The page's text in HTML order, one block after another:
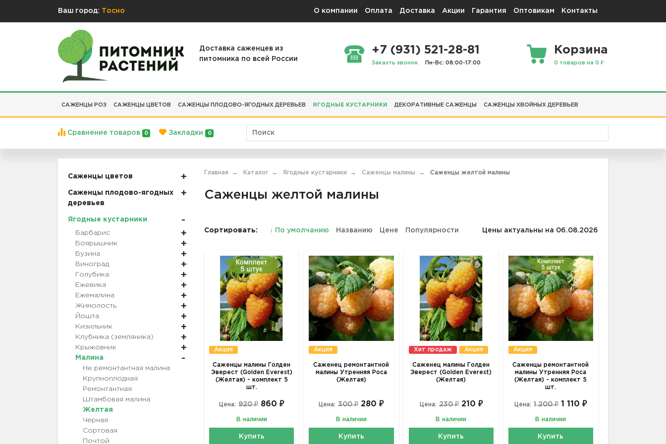
Ваш город: Тосно О компании Оплата Доставка Акции Гарантия Оптовикам Контакты
Доставка саженцев из
питомника по всей России
+7 (931) 521-28-81
Заказть звонок Пн-Вс: 08:00-17:00
Корзина
0 товаров на 0 ₽
САЖЕНЦЫ РОЗ САЖЕНЦЫ ЦВЕТОВ САЖЕНЦЫ ПЛОДОВО-ЯГОДНЫХ ДЕРЕВЬЕВ ЯГОДНЫЕ КУСТАРНИКИ ДЕКОРАТИВНЫЕ САЖЕНЦЫ САЖЕНЦЫ ХВОЙНЫХ ДЕРЕВЬЕВ
Сравнение товаров 0 Закладки 0
Саженцы цветов
Саженцы плодово-ягодных
деревьев
Ягодные кустарники
Барбарис
Боярышник
Бузина
Виноград
Голубика
Ежевика
Ежемалина
Жимолость
Йошта
Кизильник
Клубника (земляника)
Крыжовник
Малина
Не ремонтантная малина
Крупноплодная
Ремонтантная
Штамбовая малина
Желтая
Черная
Сортовая
Почтой
Главная Каталог Ягодные кустарники Саженцы малины Саженцы желтой малины
Саженцы желтой малины
Сортировать: ↓ По умолчанию Названию Цене Популярности Цены актуальны на 06.08.2026
Акция
Саженцы малины Голден
Эверест (Golden Everest)
(Желтая) - комплект 5
шт.
Цена: 920 ₽ 860 ₽
В наличии
Купить
Акция
Саженец ремонтантной
малины Утренняя Роса
(Желтая)
Цена: 300 ₽ 280 ₽
В наличии
Купить
Хит продаж Акция
Саженец малины Голден
Эверест (Golden Everest)
(Желтая)
Цена: 230 ₽ 210 ₽
В наличии
Купить
Акция
Саженцы ремонтантной
малины Утренняя Роса
(Желтая) - комплект 5
шт.
Цена: 1 200 ₽ 1 110 ₽
В наличии
Купить